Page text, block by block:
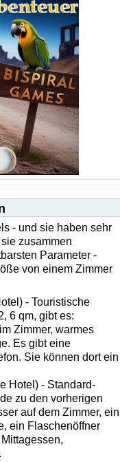
- und sie haben sehr
zusammen
Parameter -
von einem Zimmer
- Touristische
6 qm, gibt es:
Zimmer, warmes
Es gibt eine
Sie können dort ein
Hotel) - Standard-
zu den vorherigen
auf dem Zimmer, ein
ein Flaschenöffner